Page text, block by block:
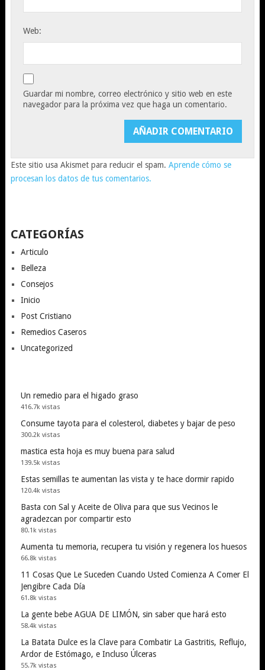
Web:
Guardar mi nombre, correo electrónico y sitio web en este
navegador para la próxima vez que haga un comentario.
Este sitio usa Akismet para reducir el spam. Aprende cómo se
procesan los datos de tus comentarios.
CATEGORÍAS
Articulo
Belleza
Consejos
Inicio
Post Cristiano
Remedios Caseros
Uncategorized
Un remedio para el higado graso
416.7k vistas
Consume tayota para el colesterol, diabetes y bajar de peso
300.2k vistas
mastica esta hoja es muy buena para salud
139.5k vistas
Estas semillas te aumentan las vista y te hace dormir rapido
120.4k vistas
Basta con Sal y Aceite de Oliva para que sus Vecinos le
agradezcan por compartir esto
80.1k vistas
Aumenta tu memoria, recupera tu visión y regenera los huesos
66.8k vistas
11 Cosas Que Le Suceden Cuando Usted Comienza A Comer El
Jengibre Cada Día
61.8k vistas
La gente bebe AGUA DE LIMÓN, sin saber que hará esto
58.4k vistas
La Batata Dulce es la Clave para Combatir La Gastritis, Reflujo,
Ardor de Estómago, e Incluso Úlceras
55.7k vistas